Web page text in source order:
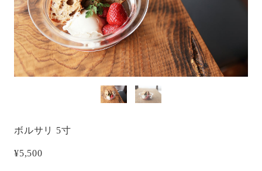
ボルサリ 5寸
¥5,500